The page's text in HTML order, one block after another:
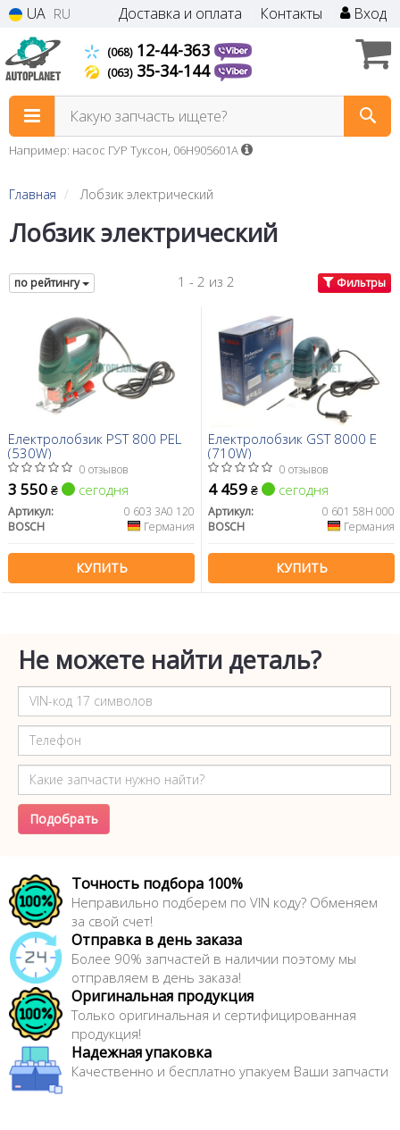
UA RU Доставка и оплата Контакты Вход
(068)12-44-363
(063)35-34-144
Какую запчасть ищете?
Например: насос ГУР Туксон, 06H905601A
Главная Лобзик электрический
Лобзик электрический
по рейтингу 1 - 2 из 2 Фильтры
Електролобзик PST 800 PEL
(530W)
0 отзывов
3 550 ₴ сегодня
Артикул:
0 603 3A0 120
BOSCH
Германия
КУПИТЬ
Електролобзик GST 8000 E
(710W)
0 отзывов
4 459 ₴ сегодня
Артикул:
0 601 58H 000
BOSCH
Германия
КУПИТЬ
Не можете найти деталь?
Подобрать
Точность подбора 100%
Неправильно подберем по VIN коду? Обменяем
за свой счет!
Отправка в день заказа
Более 90% запчастей в наличии поэтому мы
отправляем в день заказа!
Оригинальная продукция
Только оригинальная и сертифицированная
продукция!
Надежная упаковка
Качественно и бесплатно упакуем Ваши запчасти